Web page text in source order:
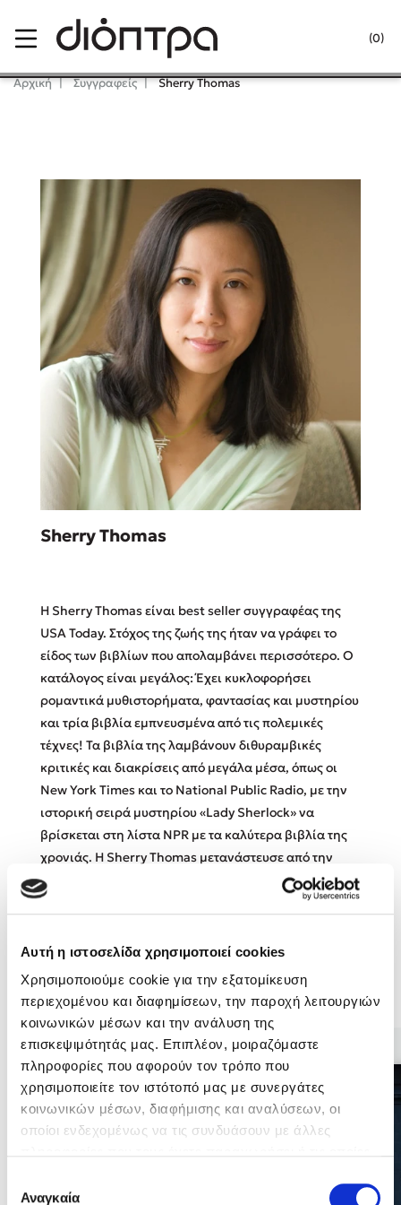
Αυτή η ιστοσελίδα χρησιμοποιεί cookies
Χρησιμοποιούμε cookie για την εξατομίκευση
περιεχομένου και διαφημίσεων, την παροχή λειτουργιών
κοινωνικών μέσων και την ανάλυση της
επισκεψιμότητάς μας. Επιπλέον, μοιραζόμαστε
πληροφορίες που αφορούν τον τρόπο που
χρησιμοποιείτε τον ιστότοπό μας με συνεργάτες
κοινωνικών μέσων, διαφήμισης και αναλύσεων, οι
οποίοι ενδεχομένως να τις συνδυάσουν με άλλες
των υπηρεσιών τους. Αν συνεχίσετε να χρησιμοποιείτε
συγκατάθεσης
Αναγκαία
(0)
Κλείσιμο
Lidia Branković
Το ξενοδοχείο των συναισθημάτων
Χάρης Πολίτης
Καθρέφτης
Sebastian Fitzek
Στέφανος Ξενάκης
Το λεξικό της ζωής σου
Κώστας Κρομμύδας
Ιωάννης Γλωσσόπουλος
Ένας γίγαντας στο σχολείο
Αρχική Συγγραφείς Sherry Thomas
Sherry Thomas
Η Sherry Thomas είναι best seller συγγραφέας της
USA Today. Στόχος της ζωής της ήταν να γράφει το
είδος των βιβλίων που απολαμβάνει περισσότερο. Ο
κατάλογος είναι μεγάλος: Έχει κυκλοφορήσει
ρομαντικά μυθιστορήματα, φαντασίας και μυστηρίου
και τρία βιβλία εμπνευσμένα από τις πολεμικές
τέχνες! Τα βιβλία της λαμβάνουν διθυραμβικές
κριτικές και διακρίσεις από μεγάλα μέσα, όπως οι
New York Times και το National Public Radio, με την
ιστορική σειρά μυστηρίου «Lady Sherlock» να
βρίσκεται στη λίστα NPR με τα καλύτερα βιβλία της
χρονιάς. Η Sherry Thomas μετανάστευσε από την
Κίνα στην ηλικία των 13 ετών και τα αγγλικά είναι η
δεύτερη γλώσσα της. www.sherrythomas.com
Βιβλία της Συγγραφέως